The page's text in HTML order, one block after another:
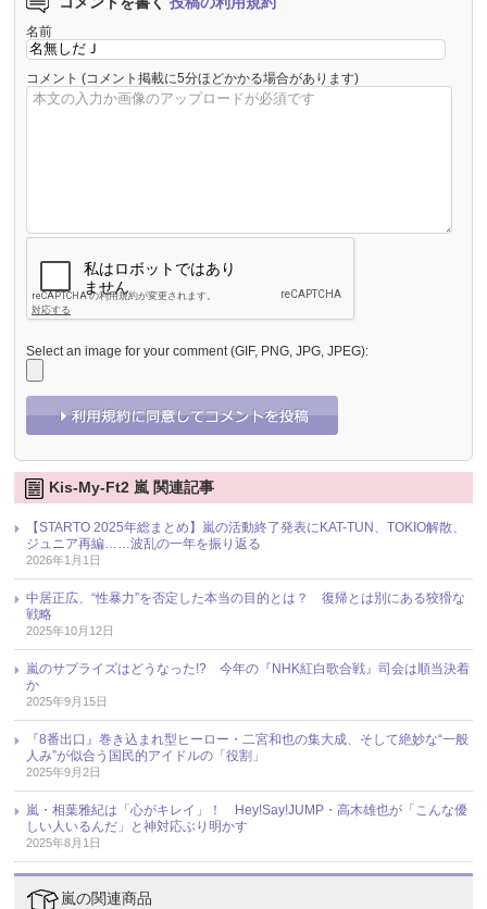
名前
コメント (コメント掲載に5分ほどかかる場合があります)
Select an image for your comment (GIF, PNG, JPG, JPEG):
Kis-My-Ft2 嵐 関連記事
【STARTO 2025年総まとめ】嵐の活動終了発表にKAT-TUN、TOKIO解散、
ジュニア再編……波乱の一年を振り返る
2026年1月1日
中居正広、“性暴力”を否定した本当の目的とは？ 復帰とは別にある狡猾な
戦略
2025年10月12日
嵐のサプライズはどうなった!? 今年の『NHK紅白歌合戦』司会は順当決着
か
2025年9月15日
『8番出口』巻き込まれ型ヒーロー・二宮和也の集大成、そして絶妙な“一般
人み”が似合う国民的アイドルの「役割」
2025年9月2日
嵐・相葉雅紀は「心がキレイ」！ Hey!Say!JUMP・高木雄也が「こんな優
しい人いるんだ」と神対応ぶり明かす
2025年8月1日
嵐の関連商品